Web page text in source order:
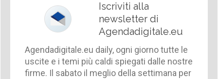
Iscriviti alla
newsletter di
Agendadigitale.eu
Agendadigitale.eu daily, ogni giorno tutte le
uscite e i temi più caldi spiegati dalle nostre
firme. Il sabato il meglio della settimana per